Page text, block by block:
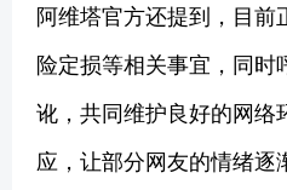
阿维塔官方还提到，目前
险定损等相关事宜，同
讹，共同维护良好的网络
应，让部分网友的情绪逐